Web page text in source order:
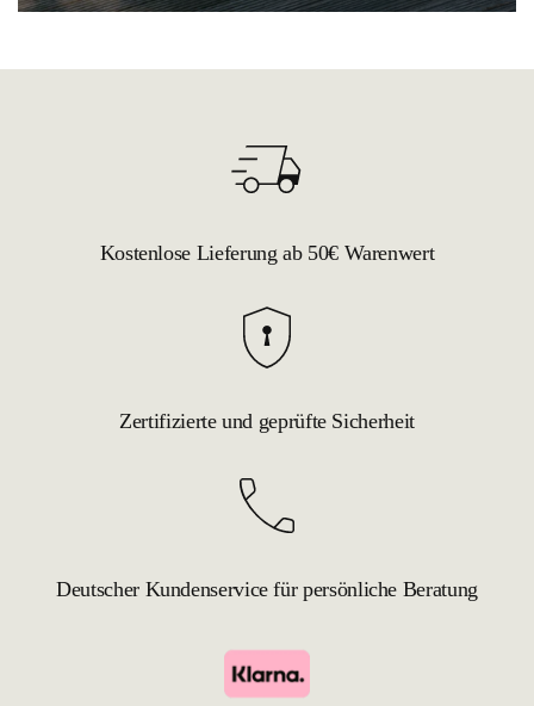
Kostenlose Lieferung ab 50€ Warenwert
Zertifizierte und geprüfte Sicherheit
Deutscher Kundenservice für persönliche Beratung